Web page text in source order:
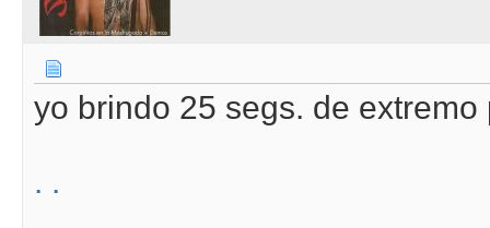
yo brindo 25 segs. de extremo
. .